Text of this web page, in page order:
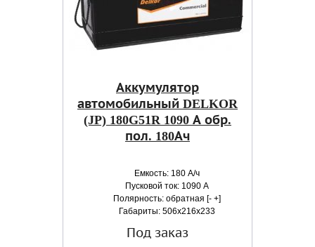
Аккумулятор
автомобильный DELKOR
(JP) 180G51R 1090 А обр.
пол. 180Ач
Емкость: 180 А/ч
Пусковой ток: 1090 А
Полярность: обратная [- +]
Габариты: 506x216x233
Под заказ